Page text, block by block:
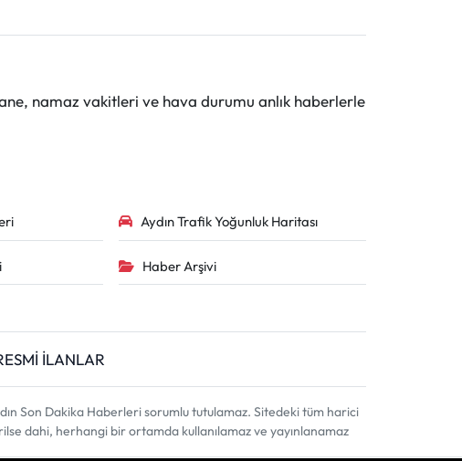
namaz vakitleri ve hava durumu anlık haberlerle
Aydın Trafik Yoğunluk Haritası
Haber Arşivi
İLANLAR
Son Dakika Haberleri sorumlu tutulamaz. Sitedeki tüm harici
dahi, herhangi bir ortamda kullanılamaz ve yayınlanamaz